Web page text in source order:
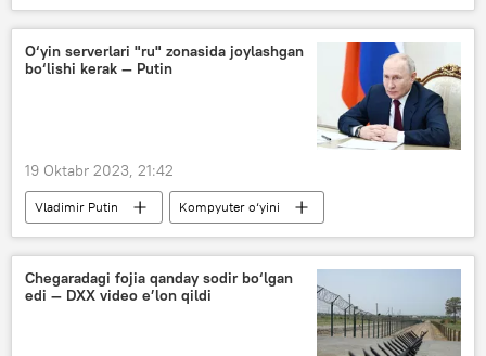
Rossiya
Ukraina
Lugansk xalq respublikasi (LXR)
Donesk xalq respublikasi (DXR)
O‘yin serverlari "ru" zonasida joylashgan
bo‘lishi kerak — Putin
19 Oktabr 2023, 21:42
Vladimir Putin
Kompyuter o‘yini
nazorat
Rossiya
Chegaradagi fojia qanday sodir bo‘lgan
edi — DXX video e’lon qildi